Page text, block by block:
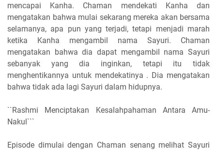
mencapai Kanha. Chaman mendekati Kanha dan
mengatakan bahwa mulai sekarang mereka akan bersama
selamanya, apa pun yang terjadi, tetapi menjadi marah
ketika Kanha mengambil nama Sayuri. Chaman
mengatakan bahwa dia dapat mengambil nama Sayuri
sebanyak yang dia inginkan, tetapi itu tidak
menghentikannya untuk mendekatinya . Dia mengatakan
bahwa tidak ada lagi Sayuri dalam hidupnya.
``Rashmi Menciptakan Kesalahpahaman Antara Amu-
Nakul```
Episode dimulai dengan Chaman senang melihat Sayuri